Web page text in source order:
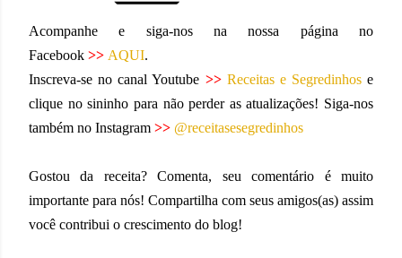
Acompanhe e siga-nos na nossa página no
Facebook >> AQUI.
Inscreva-se no canal Youtube >> Receitas e Segredinhose
clique no sininho para não perder as atualizações! Siga-nos
também no Instagram >> @receitasesegredinhos
Gostou da receita? Comenta, seu comentário é muito
importante para nós! Compartilha com seus amigos(as) assim
você contribui o crescimento do blog!